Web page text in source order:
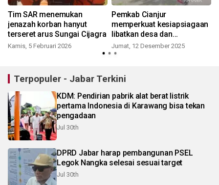
Tim SAR menemukan
jenazah korban hanyut
terseret arus Sungai Cijagra
Kamis, 5 Februari 2026
Pemkab Cianjur
memperkuat kesiapsiagaan
libatkan desa dan
kecamatan
Jumat, 12 Desember 2025
Terpopuler - Jabar Terkini
KDM: Pendirian pabrik alat berat listrik
pertama Indonesia di Karawang bisa tekan
pengadaan
Jul 30th
DPRD Jabar harap pembangunan PSEL
Legok Nangka selesai sesuai target
Jul 30th